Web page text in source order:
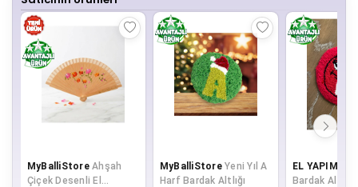
MyBalliStore Ahşah
Çiçek Desenli El
MyBalliStore Yeni Yıl A
Harf Bardak Altlığı
EL YAPIMI
Bardak Altlığı